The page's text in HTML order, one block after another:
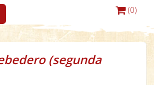
(0)
(segunda